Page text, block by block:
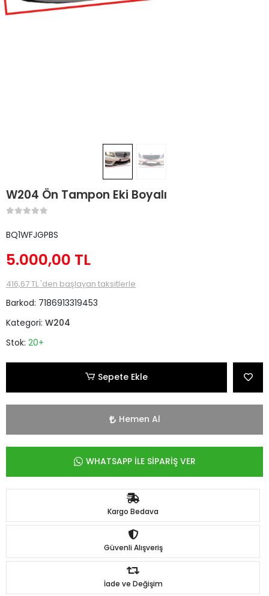
W204 Ön Tampon Eki Boyalı
BQ1WFJGPBS
5.000,00 TL
416,67 TL 'den başlayan taksitlerle
Barkod: 7186913319453
Kategori: W204
Stok: 20+
Sepete Ekle
Hemen Al
WHATSAPP İLE SİPARİŞ VER
Kargo Bedava
Güvenli Alışveriş
İade ve Değişim